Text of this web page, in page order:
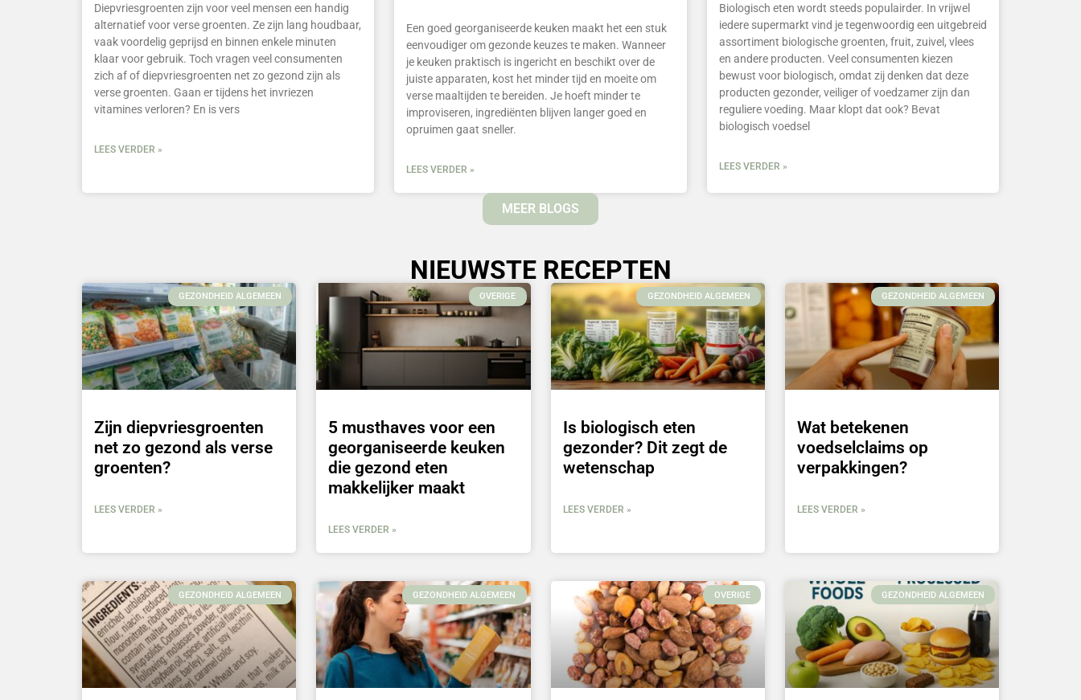
Diepvriesgroenten zijn voor veel mensen een handig
alternatief voor verse groenten. Ze zijn lang houdbaar,
vaak voordelig geprijsd en binnen enkele minuten
klaar voor gebruik. Toch vragen veel consumenten
zich af of diepvriesgroenten net zo gezond zijn als
verse groenten. Gaan er tijdens het invriezen
vitamines verloren? En is vers
LEES VERDER »
Een goed georganiseerde keuken maakt het een stuk
eenvoudiger om gezonde keuzes te maken. Wanneer
je keuken praktisch is ingericht en beschikt over de
juiste apparaten, kost het minder tijd en moeite om
verse maaltijden te bereiden. Je hoeft minder te
improviseren, ingrediënten blijven langer goed en
opruimen gaat sneller.
LEES VERDER »
Biologisch eten wordt steeds populairder. In vrijwel
iedere supermarkt vind je tegenwoordig een uitgebreid
assortiment biologische groenten, fruit, zuivel, vlees
en andere producten. Veel consumenten kiezen
bewust voor biologisch, omdat zij denken dat deze
producten gezonder, veiliger of voedzamer zijn dan
reguliere voeding. Maar klopt dat ook? Bevat
biologisch voedsel
LEES VERDER »
MEER BLOGS
NIEUWSTE RECEPTEN
GEZONDHEID ALGEMEEN
Zijn diepvriesgroenten
net zo gezond als verse
groenten?
LEES VERDER »
OVERIGE
5 musthaves voor een
georganiseerde keuken
die gezond eten
makkelijker maakt
LEES VERDER »
GEZONDHEID ALGEMEEN
Is biologisch eten
gezonder? Dit zegt de
wetenschap
LEES VERDER »
GEZONDHEID ALGEMEEN
Wat betekenen
voedselclaims op
verpakkingen?
LEES VERDER »
GEZONDHEID ALGEMEEN GEZONDHEID ALGEMEEN OVERIGE GEZONDHEID ALGEMEEN